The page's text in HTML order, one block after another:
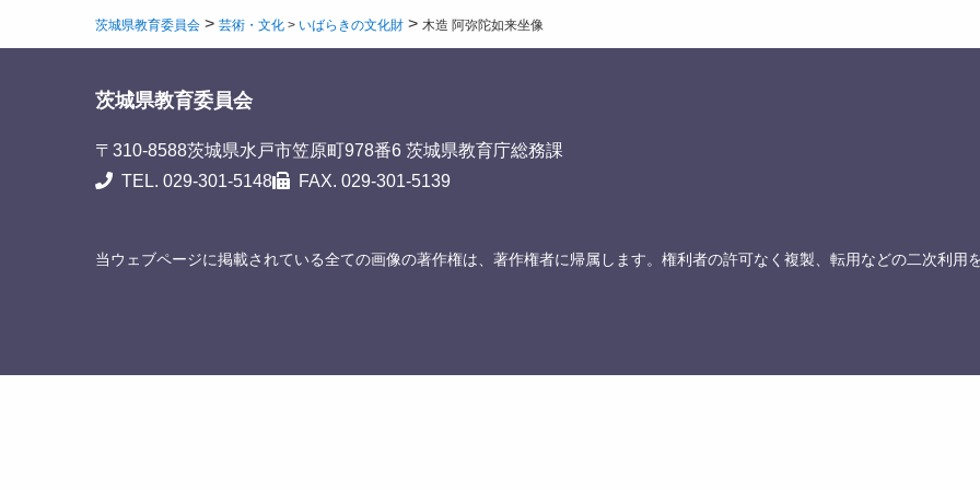
茨城県教育委員会 > 芸術・文化 > いばらきの文化財 > 木造 阿弥陀如来坐像
茨城県教育委員会
〒310-8588茨城県水戸市笠原町978番6 茨城県教育庁総務課
TEL. 029-301-5148
FAX. 029-301-5139
当ウェブページに掲載されている全ての画像の著作権は、著作権者に帰属します。権利者の許可なく複製、転用などの二次利用